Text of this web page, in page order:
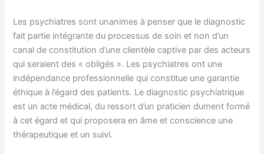
Les psychiatres sont unanimes à penser que le diagnostic
fait partie intégrante du processus de soin et non d’un
canal de constitution d’une clientèle captive par des acteurs
qui seraient des « obligés ». Les psychiatres ont une
indépendance professionnelle qui constitue une garantie
éthique à l’égard des patients. Le diagnostic psychiatrique
est un acte médical, du ressort d’un praticien dument formé
à cet égard et qui proposera en âme et conscience une
thérapeutique et un suivi.